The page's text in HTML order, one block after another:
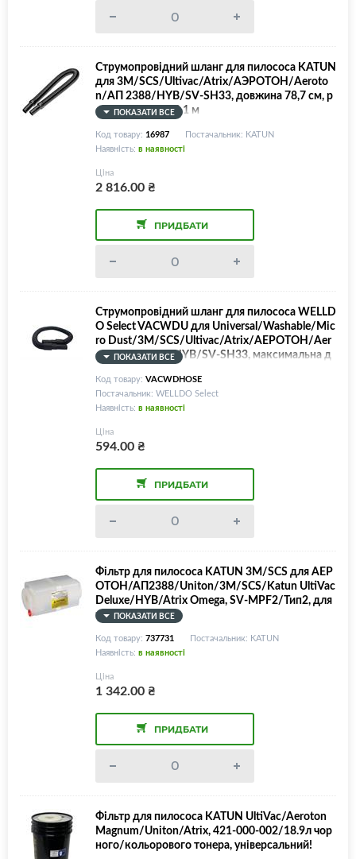
Струмопровідний шланг для пилососа KATUN
для 3M/SCS/Ultivac/Atrix/АЭРОТОН/Aeroto
n/АП 2388/HYB/SV-SH33, довжина 78,7 см, р
озтягується до 2,1 м
ПОКАЗАТИ ВСЕ
Код товару: 16987
Постачальник: KATUN
Наявність: в наявності
Ціна
2 816.00₴
ПРИДБАТИ
Струмопровідний шланг для пилососа WELLD
O Select VACWDU для Universal/Washable/Mic
ro Dust/3M/SCS/Ultivac/Atrix/АЕРОТОН/Aer
oton/АП 2388/HYB/SV-SH33, максимальна д
овжина 3.3 метри
ПОКАЗАТИ ВСЕ
Код товару: VACWDHOSE
Постачальник: WELLDO Select
Наявність: в наявності
Ціна
594.00₴
ПРИДБАТИ
Фільтр для пилососа KATUN 3M/SCS для АЕР
ОТОН/АП2388/Uniton/3M/SCS/Katun UltiVac
Deluxe/HYB/Atrix Omega, SV-MPF2/Тип2, для
чорного тонера
ПОКАЗАТИ ВСЕ
Код товару: 737731
Постачальник: KATUN
Наявність: в наявності
Ціна
1 342.00₴
ПРИДБАТИ
Фільтр для пилососа KATUN UltiVac/Aeroton
Magnum/Uniton/Atrix, 421-000-002/18.9л чoр
ного/кольорового тонера, універсальний!